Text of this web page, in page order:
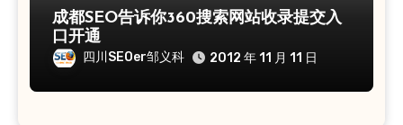
成都SEO告诉你360搜索网站收录提交入
口开通
四川SEOer邹义科 2012 年 11 月 11 日